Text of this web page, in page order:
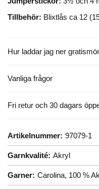
Hur laddar jag ner
Vanliga frågor
Fri retur och 30 dagars
Tillbehör: Blixtlås ca 12
Artikelnummer: 97079-1
Garnkvalité: Akryl
Garner: Carolina, 100 %